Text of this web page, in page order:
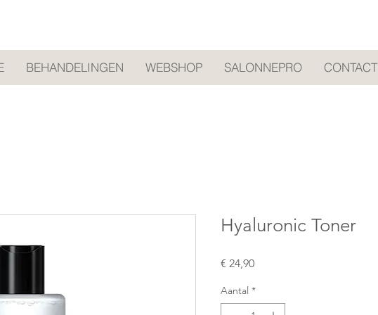
BEHANDELINGEN WEBSHOP SALONNEPRO CONTACT
Hyaluronic Toner
€ 24,90Prijs
Aantal *